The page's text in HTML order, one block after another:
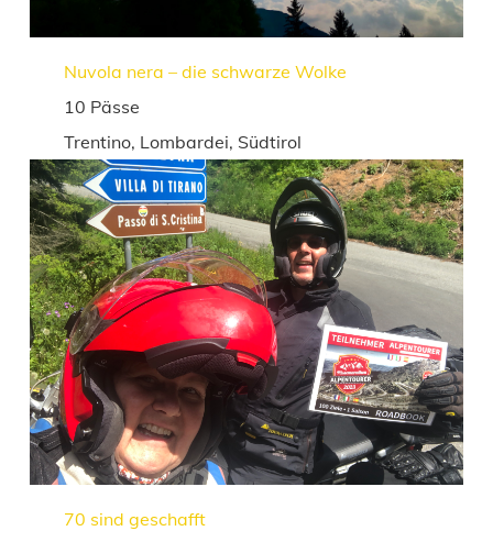
Nuvola nera – die schwarze Wolke
10 Pässe
Trentino, Lombardei, Südtirol
70 sind geschafft